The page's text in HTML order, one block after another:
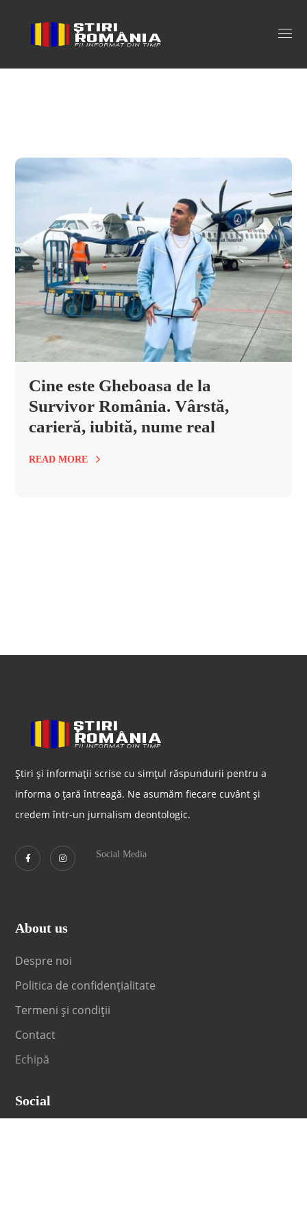
gheboasa varsta Tag
Cine este Gheboasa de la
Survivor România. Vârstă,
carieră, iubită, nume real
READ MORE
Știri și informații scrise cu simțul răspundurii pentru a
informa o țară întreagă. Ne asumăm fiecare cuvânt și
credem într-un jurnalism deontologic.
Social Media
About us
Despre noi
Politica de confidențialitate
Termeni și condiții
Contact
Echipă
Social